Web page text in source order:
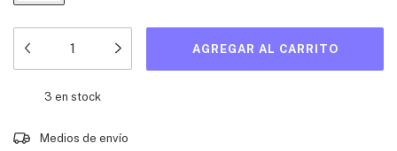
3 en stock
Entregas para el CP:
Medios de envío